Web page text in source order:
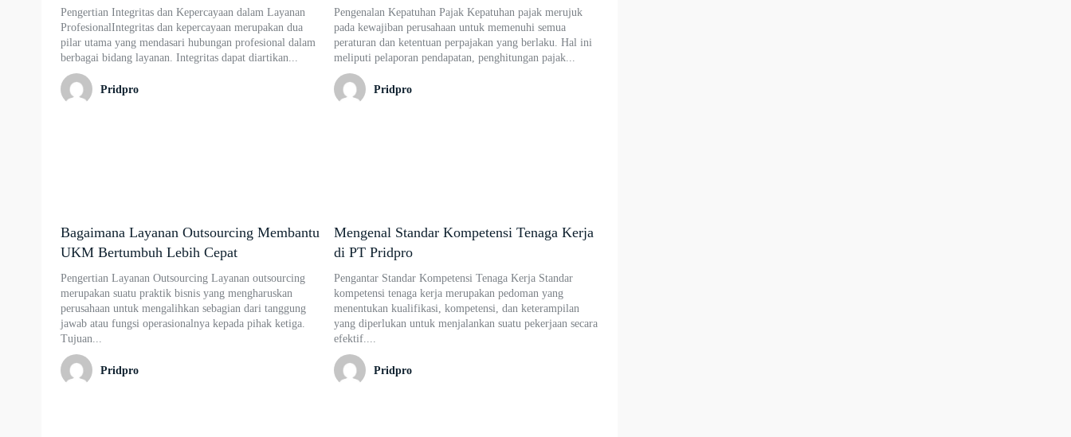
Pengertian Integritas dan Kepercayaan dalam Layanan
ProfesionalIntegritas dan kepercayaan merupakan dua
pilar utama yang mendasari hubungan profesional dalam
berbagai bidang layanan. Integritas dapat diartikan...
Pridpro
Pengenalan Kepatuhan Pajak Kepatuhan pajak merujuk
pada kewajiban perusahaan untuk memenuhi semua
peraturan dan ketentuan perpajakan yang berlaku. Hal ini
meliputi pelaporan pendapatan, penghitungan pajak...
Pridpro
Bagaimana Layanan Outsourcing Membantu
UKM Bertumbuh Lebih Cepat
Pengertian Layanan Outsourcing Layanan outsourcing
merupakan suatu praktik bisnis yang mengharuskan
perusahaan untuk mengalihkan sebagian dari tanggung
jawab atau fungsi operasionalnya kepada pihak ketiga.
Tujuan...
Pridpro
Mengenal Standar Kompetensi Tenaga Kerja
di PT Pridpro
Pengantar Standar Kompetensi Tenaga Kerja Standar
kompetensi tenaga kerja merupakan pedoman yang
menentukan kualifikasi, kompetensi, dan keterampilan
yang diperlukan untuk menjalankan suatu pekerjaan secara
efektif....
Pridpro